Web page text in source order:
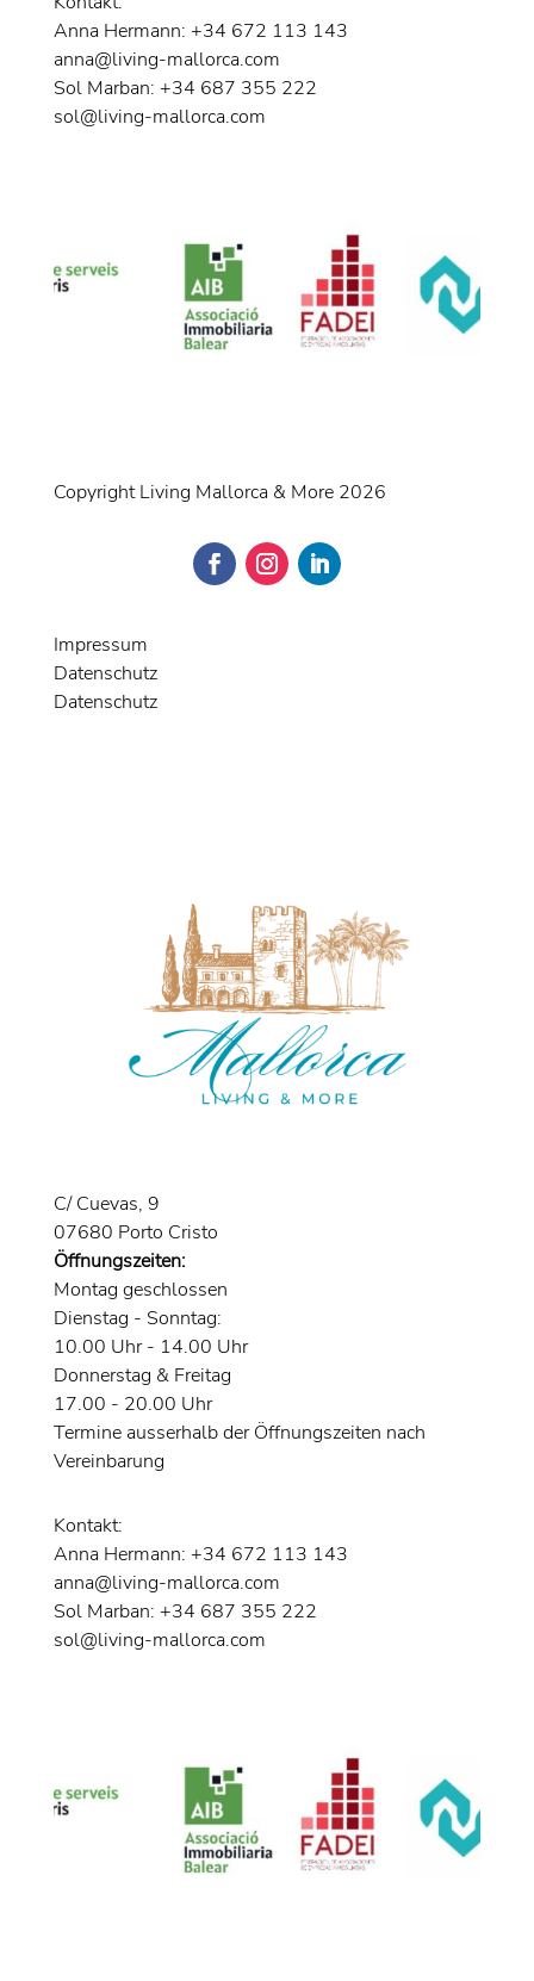
Anna Hermann: +34 672 113 143
anna@living-mallorca.com
Sol Marban: +34 687 355 222
sol@living-mallorca.com
Copyright Living Mallorca & More 2026
Impressum
Datenschutz
Datenschutz
C/ Cuevas, 9
07680 Porto Cristo
Öffnungszeiten:
Montag geschlossen
Dienstag - Sonntag:
10.00 Uhr - 14.00 Uhr
Donnerstag & Freitag
17.00 - 20.00 Uhr
Termine ausserhalb der Öffnungszeiten nach
Vereinbarung
Kontakt:
Anna Hermann: +34 672 113 143
anna@living-mallorca.com
Sol Marban: +34 687 355 222
sol@living-mallorca.com